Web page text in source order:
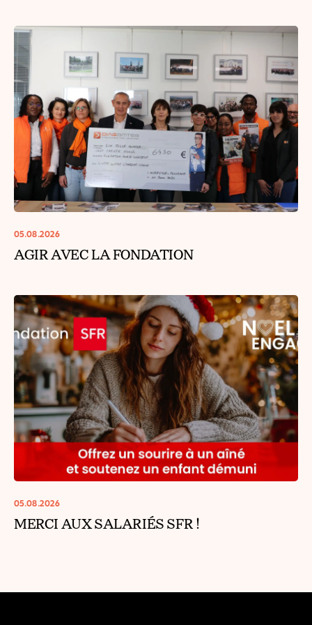
05.08.2026
AGIR AVEC LA FONDATION
05.08.2026
MERCI AUX SALARIÉS SFR !